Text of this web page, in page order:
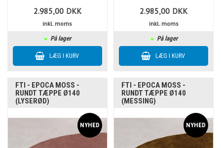
2.985,00 DKK
inkl. moms
På lager
2.985,00 DKK
inkl. moms
På lager
FTI - EPOCA MOSS -
RUNDT TÆPPE Ø140
(LYSERØD)
FTI - EPOCA MOSS -
RUNDT TÆPPE Ø140
(MESSING)